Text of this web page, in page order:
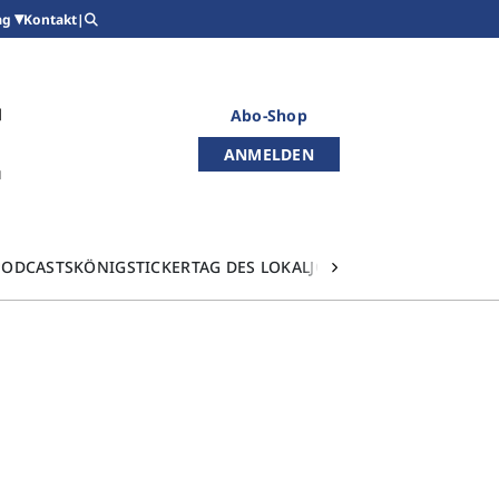
Kontakt|
Abo-Shop
ANMELDEN
KÖNIGSTICKERTAG DES LOKALJOURNALISMUS